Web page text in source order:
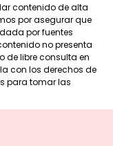
contenido de alta
por asegurar que
por fuentes
no presenta
de libre consulta en
con los derechos de
para tomar las